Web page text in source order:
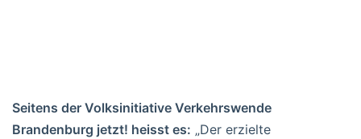
Seitens der Volksinitiative Verkehrswende
Brandenburg jetzt! heisst es: „Der erzielte